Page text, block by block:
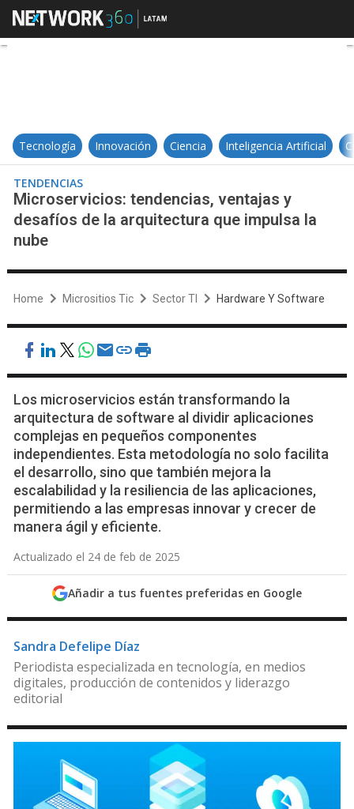
Microservicios: tendencias,
Tecnología Innovación Ciencia Inteligencia Artificial
TENDENCIAS
Microservicios: tendencias, ventajas y
desafíos de la arquitectura que impulsa la
nube
Home Micrositios Tic Sector TI Hardware Y Software
Los microservicios están transformando la
arquitectura de software al dividir aplicaciones
complejas en pequeños componentes
independientes. Esta metodología no solo facilita
el desarrollo, sino que también mejora la
escalabilidad y la resiliencia de las aplicaciones,
permitiendo a las empresas innovar y crecer de
manera ágil y eficiente.
Actualizado el 24 de feb de 2025
Añadir a tus fuentes preferidas en Google
Sandra Defelipe Díaz
Periodista especializada en tecnología, en medios
digitales, producción de contenidos y liderazgo
editorial